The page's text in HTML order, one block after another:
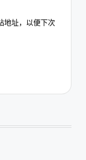
地址，以便下次